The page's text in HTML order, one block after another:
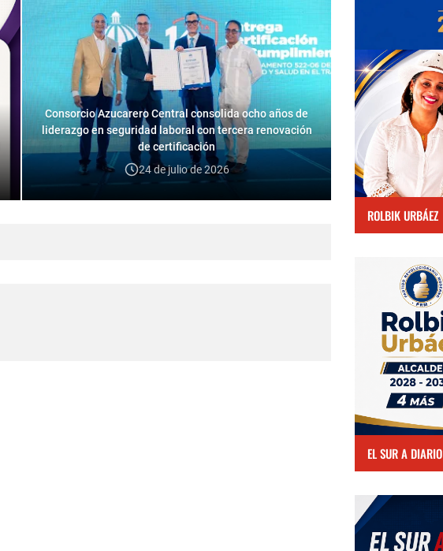
Consorcio Azucarero Central consolida ocho años de
liderazgo en seguridad laboral con tercera renovación
de certificación
24 de julio de 2026
ROLBIK URBÁEZ
EL SUR A DIARIO